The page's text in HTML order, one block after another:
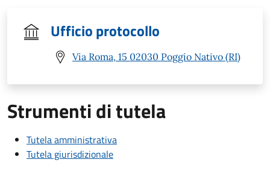
Ufficio protocollo
Via Roma, 15 02030 Poggio Nativo (RI)
Strumenti di tutela
Tutela amministrativa
Tutela giurisdizionale